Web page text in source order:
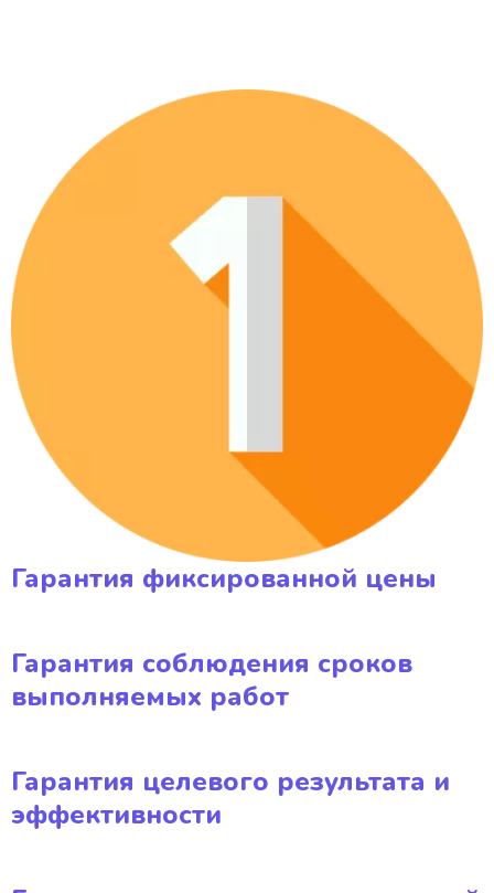
Гарантия фиксированной цены
Гарантия соблюдения сроков
выполняемых работ
Гарантия целевого результата и
эффективности